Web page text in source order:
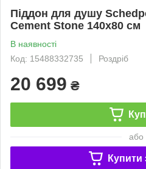
Піддон для душу
Cement Stone 140x80 см
В наявності
Код: 15488332735
Роздріб
20 699 ₴
або
Купити